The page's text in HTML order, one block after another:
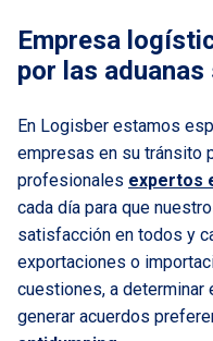
Empresa
por las
En Logisber estamos
empresas en su tránsito
profesionales expertos
cada día para que
satisfacción en todos y
exportaciones o
cuestiones, a determinar
generar acuerdos